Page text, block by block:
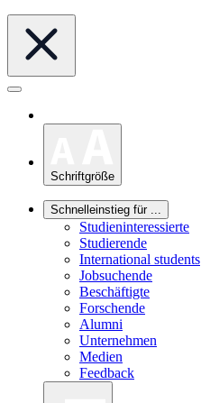
Schriftgröße
Schnelleinstieg für ...
Studieninteressierte
Studierende
International students
Jobsuchende
Beschäftigte
Forschende
Alumni
Unternehmen
Medien
Feedback